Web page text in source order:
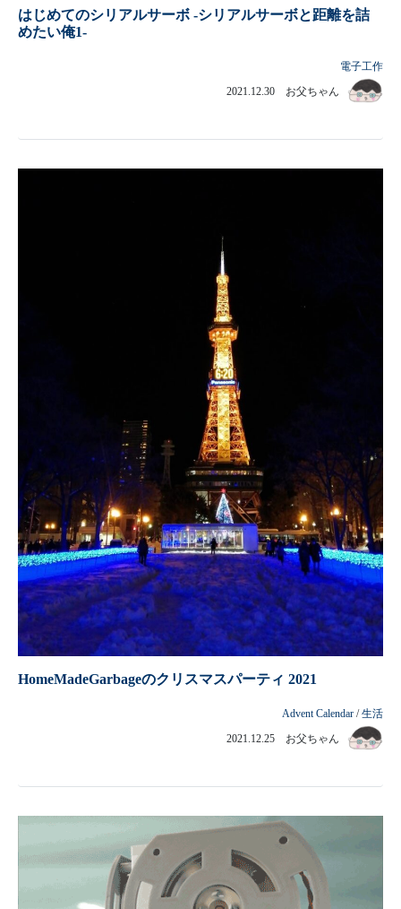
はじめてのシリアルサーボ -シリアルサーボと距離を詰
めたい俺1-
電子工作
2021.12.30 お父ちゃん
HomeMadeGarbageのクリスマスパーティ 2021
Advent Calendar /生活
2021.12.25 お父ちゃん